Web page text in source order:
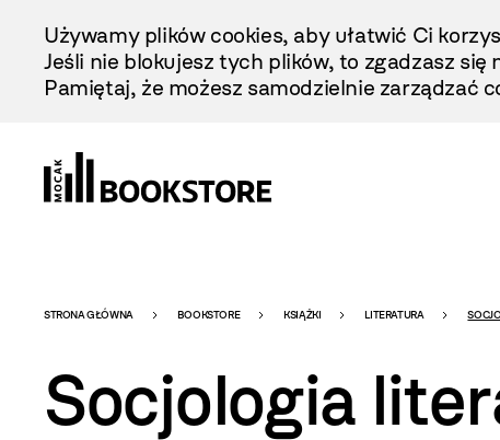
Treści
Używamy plików cookies, aby ułatwić Ci
Jeśli nie blokujesz tych plików, to zgadzasz
Pamiętaj, że możesz samodzielnie zarządzać
Bookstore
-
STRONA GŁÓWNA BOOKSTORE KSIĄŻKI LITERATURA
Socjologia